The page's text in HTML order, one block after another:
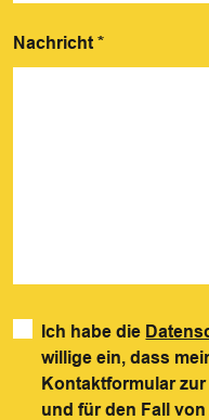
Nachricht *
Ich habe die
willige ein, dass
Kontaktformular
und für den Fall